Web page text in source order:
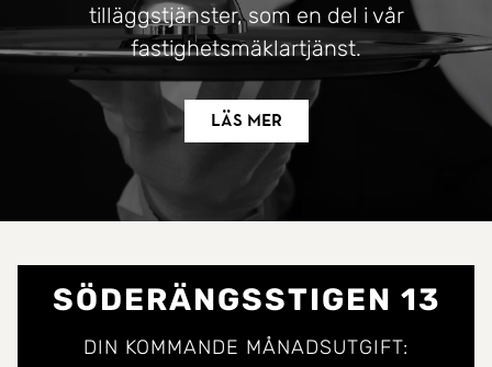
tilläggstjänster, som en del i vår
fastighetsmäklartjänst.
Läs mer